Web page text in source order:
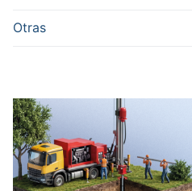
Otras